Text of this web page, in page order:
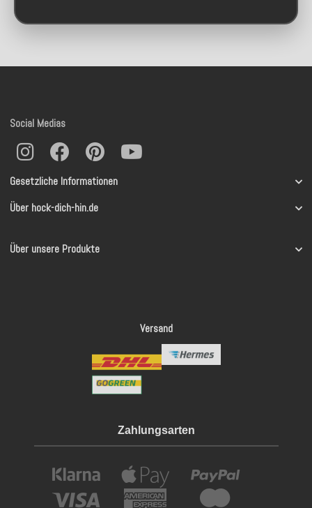
Gesetzliche Informationen
Über hock-dich-hin.de
Über unsere Produkte
Social Medias
Versand
Zahlungsarten